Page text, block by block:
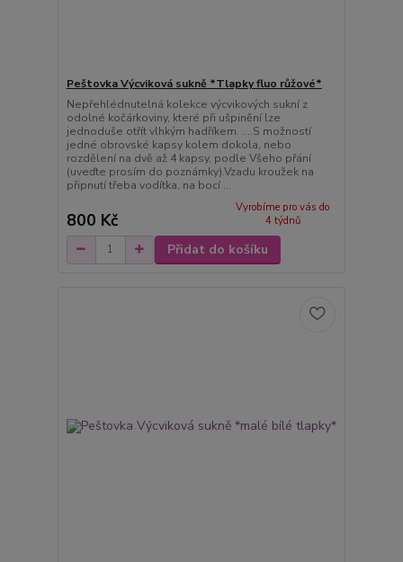
Peštovka Výcviková sukně *Tlapky fluo růžové*
Nepřehlédnutelná kolekce výcvikových sukní z
odolné kočárkoviny, které při ušpinění lze
jednoduše otřít vlhkým hadříkem. ....S možností
jedné obrovské kapsy kolem dokola, nebo
rozdělení na dvě až 4 kapsy, podle Všeho přání
(uveďte prosím do poznámky).Vzadu kroužek na
připnutí třeba vodítka, na bocí ...
800 Kč
Vyrobíme pro vás do
4 týdnů
Přidat do košíku